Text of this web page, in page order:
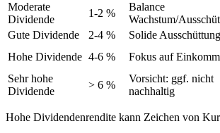
Moderate
Dividende
1-2 %
Balance
Wachstum/
Gute Dividende
2-4 % Solide
Hohe Dividende 4-6 % Fokus auf
Sehr hohe
Dividende
> 6 %
Vorsicht: ggf. nicht
nachhaltig
Hohe Dividendenrendite kann Zeichen von